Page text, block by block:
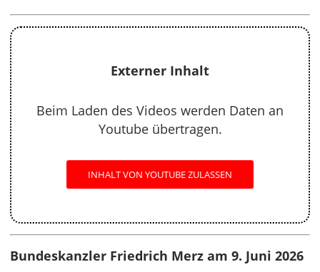
Externer Inhalt
Beim Laden des Videos werden Daten an
Youtube übertragen.
INHALT VON YOUTUBE ZULASSEN
Bundeskanzler Friedrich Merz am 9. Juni 2026